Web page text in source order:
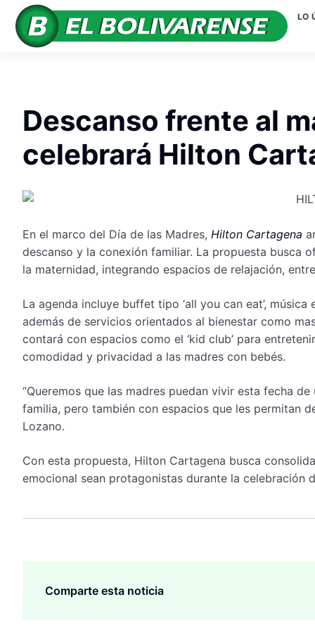
LO
Descanso frente al
celebrará Hilton
En el marco del Día de las Madres, Hilton Cartagena
descanso y la conexión familiar. La propuesta busca
la maternidad, integrando espacios de relajación,
La agenda incluye buffet tipo ‘all you can eat’,
además de servicios orientados al bienestar como
contará con espacios como el ‘kid club’ para
comodidad y privacidad a las madres con bebés.
“Queremos que las madres puedan vivir esta fecha
familia, pero también con espacios que les permitan
Lozano.
Con esta propuesta, Hilton Cartagena busca
emocional sean protagonistas durante la celebración
Comparte esta noticia